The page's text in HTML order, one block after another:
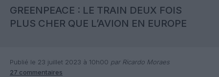
GREENPEACE : LE TRAIN DEUX FOIS
PLUS CHER QUE L’AVION EN EUROPE
Publié le 23 juillet 2023 à 10h00 par Ricardo Moraes
27 commentaires